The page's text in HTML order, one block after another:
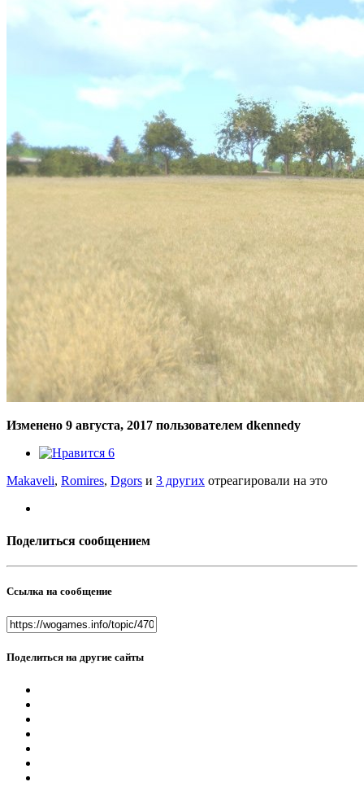
Изменено 9 августа, 2017 пользователем dkennedy
6
Makaveli, Romires, Dgors и 3 других отреагировали на это
Поделиться сообщением
Ссылка на сообщение
Поделиться на другие сайты